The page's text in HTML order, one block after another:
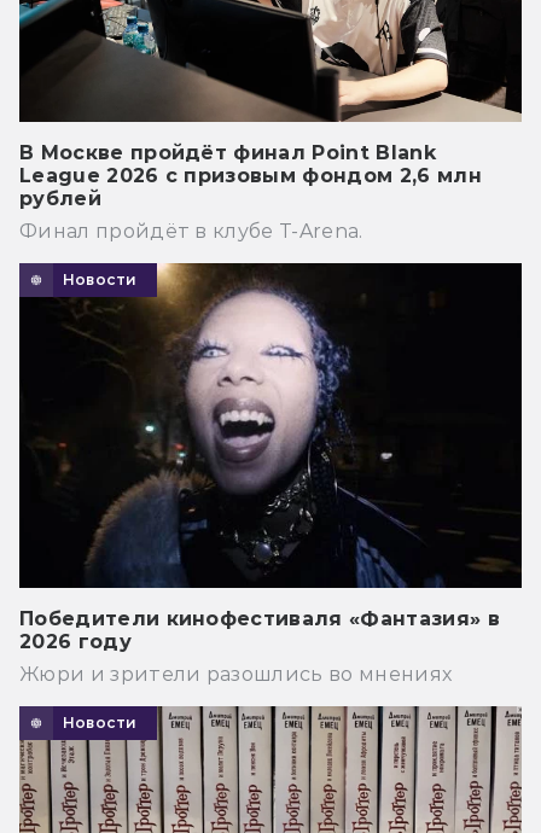
В Москве пройдёт финал Point Blank
League 2026 с призовым фондом 2,6 млн
рублей
Финал пройдёт в клубе T-Arena.
Новости
Победители кинофестиваля «Фантазия» в
2026 году
Жюри и зрители разошлись во мнениях
Новости